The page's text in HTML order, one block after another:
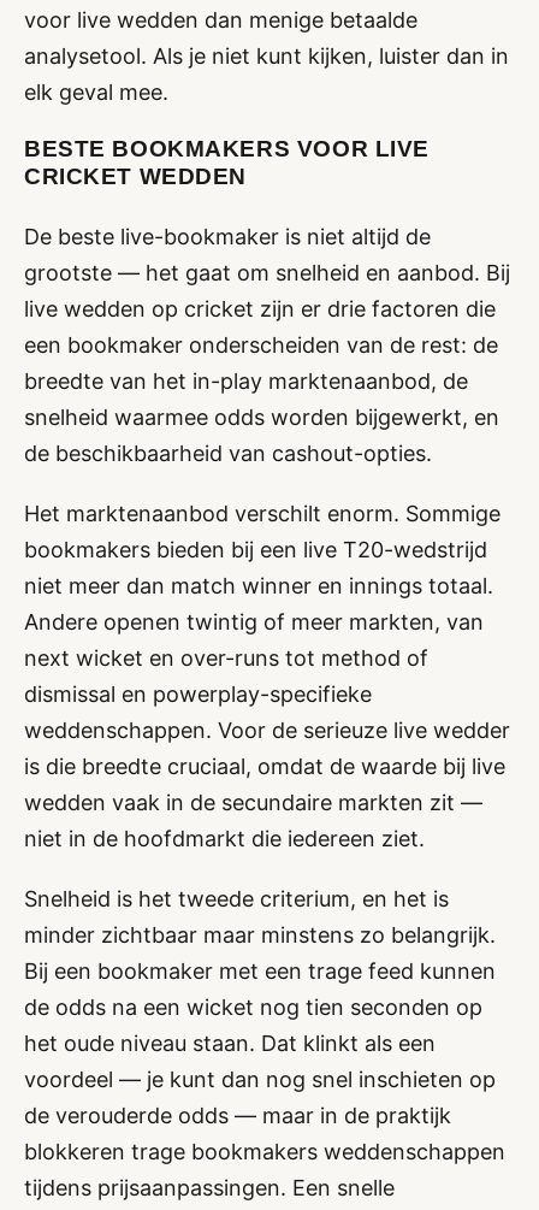
voor live wedden dan menige betaalde
analysetool. Als je niet kunt kijken, luister dan in
elk geval mee.
BESTE BOOKMAKERS VOOR LIVE
CRICKET WEDDEN
De beste live-bookmaker is niet altijd de
grootste — het gaat om snelheid en aanbod. Bij
live wedden op cricket zijn er drie factoren die
een bookmaker onderscheiden van de rest: de
breedte van het in-play marktenaanbod, de
snelheid waarmee odds worden bijgewerkt, en
de beschikbaarheid van cashout-opties.
Het marktenaanbod verschilt enorm. Sommige
bookmakers bieden bij een live T20-wedstrijd
niet meer dan match winner en innings totaal.
Andere openen twintig of meer markten, van
next wicket en over-runs tot method of
dismissal en powerplay-specifieke
weddenschappen. Voor de serieuze live wedder
is die breedte cruciaal, omdat de waarde bij live
wedden vaak in de secundaire markten zit —
niet in de hoofdmarkt die iedereen ziet.
Snelheid is het tweede criterium, en het is
minder zichtbaar maar minstens zo belangrijk.
Bij een bookmaker met een trage feed kunnen
de odds na een wicket nog tien seconden op
het oude niveau staan. Dat klinkt als een
voordeel — je kunt dan nog snel inschieten op
de verouderde odds — maar in de praktijk
blokkeren trage bookmakers weddenschappen
tijdens prijsaanpassingen. Een snelle